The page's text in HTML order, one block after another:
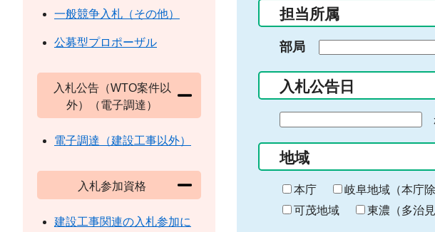
入
力
担当所属
部局
入札公告日
の
始
ま
り
地域
本庁 岐阜地域（本庁除
可茂地域
東濃（多治
一般競争入札（その他）
公募型プロポーザル
入札公告（WTO案件以
外）（電子調達）
電子調達（建設工事以外）
入札参加資格
建設工事関連の入札参加に